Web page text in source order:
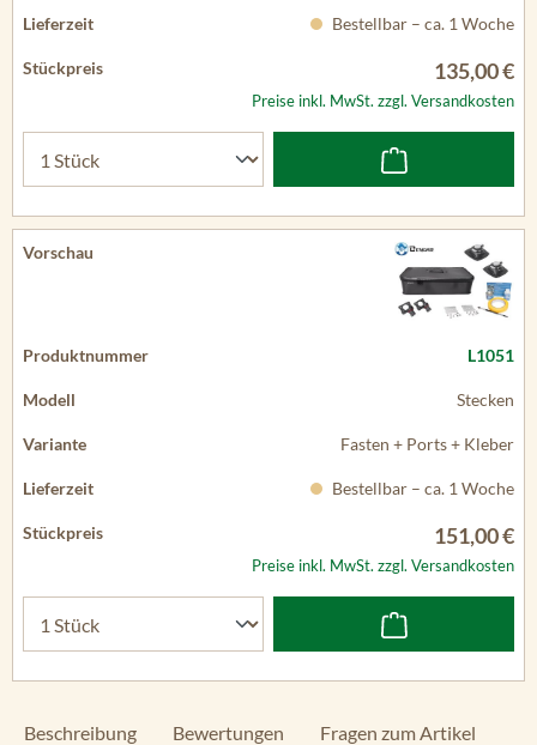
Bestellbar – ca. 1 Woche
135,00 €
Preise inkl. MwSt. zzgl. Versandkosten
L1051
Stecken
Fasten + Ports + Kleber
Bestellbar – ca. 1 Woche
151,00 €
Preise inkl. MwSt. zzgl. Versandkosten
Beschreibung Bewertungen Fragen zum Artikel